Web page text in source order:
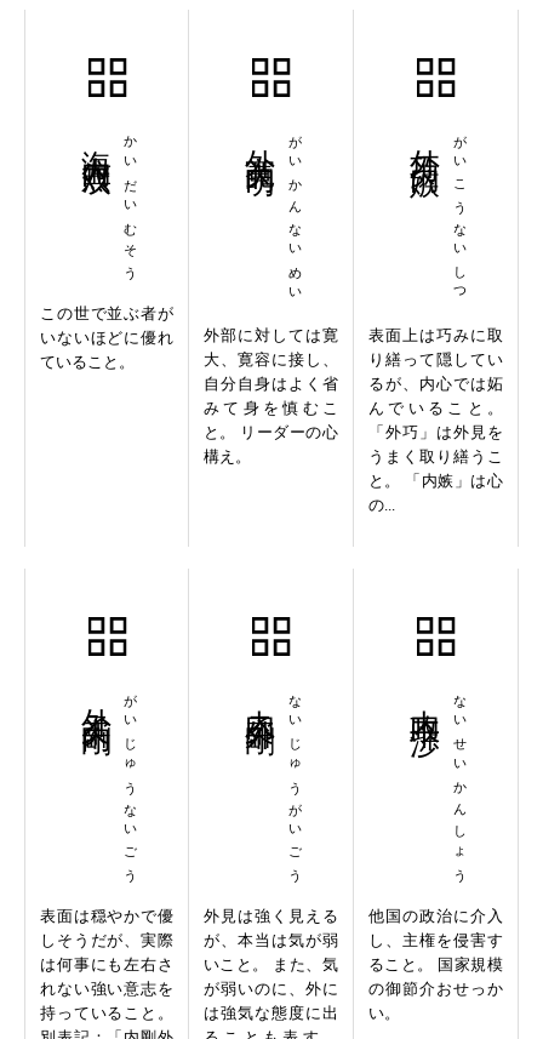
かいだいむそう
この世で並ぶ者が
いないほどに優れ
ていること。
がいかんないめい
外部に対しては寛
大、寛容に接し、
自分自身はよく省
みて身を慎むこ
と。 リーダーの心
構え。
がいこうないしつ
表面上は巧みに取
り繕って隠してい
るが、内心では妬
んでいること。
「外巧」は外見を
うまく取り繕うこ
と。 「内嫉」は心
の...
がいじゅうないごう
表面は穏やかで優
しそうだが、実際
は何事にも左右さ
れない強い意志を
持っていること。
ないじゅうがいごう
外見は強く見える
が、本当は気が弱
いこと。 また、気
が弱いのに、外に
は強気な態度に出
ないせいかんしょう
他国の政治に介入
し、主権を侵害す
ること。 国家規模
の御節介おせっか
い。